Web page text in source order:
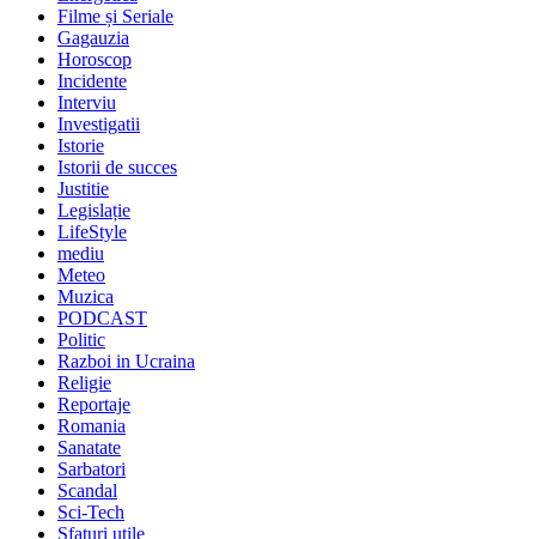
Filme și Seriale
Gagauzia
Horoscop
Incidente
Interviu
Investigatii
Istorie
Istorii de succes
Justitie
Legislație
LifeStyle
mediu
Meteo
Muzica
PODCAST
Politic
Razboi in Ucraina
Religie
Reportaje
Romania
Sanatate
Sarbatori
Scandal
Sci-Tech
Sfaturi utile